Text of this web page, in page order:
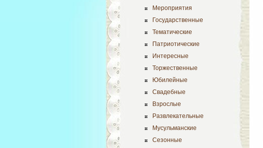
Мероприятия
Государственные
Тематические
Патриотические
Интересные
Торжественные
Юбилейные
Свадебные
Взрослые
Развлекательные
Мусульманские
Сезонные